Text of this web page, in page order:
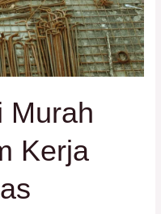
Murah
Kerja